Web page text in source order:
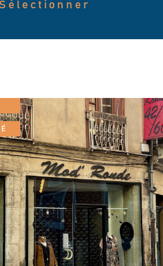
Sélectionner